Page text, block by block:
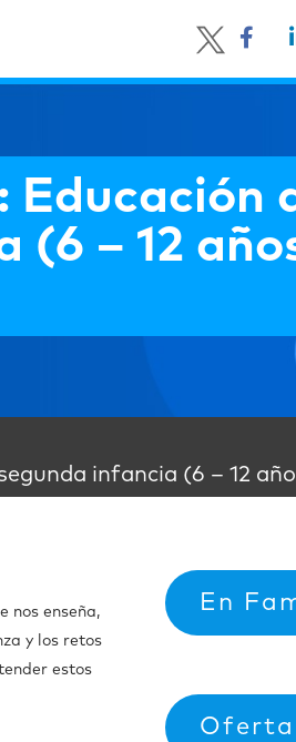
Educación
– 12
infancia (6 – 12
nos enseña,
y los retos
estos
En